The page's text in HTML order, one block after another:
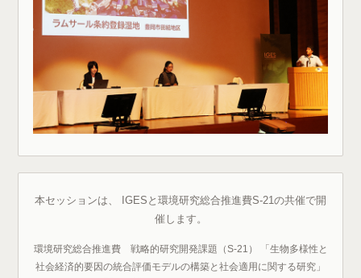
本セッションは、 IGESと環境研究総合推進費S-21の共催で開
催します。
環境研究総合推進費 戦略的研究開発課題（S-21） 「生物多様性と
社会経済的要因の統合評価モデルの構築と社会適用に関する研究」